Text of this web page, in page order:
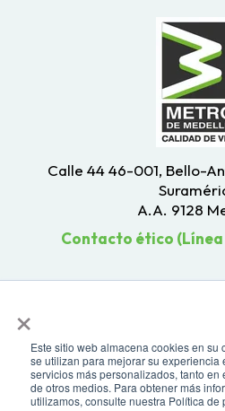
×
Este sitio web almacena cookies en su
se utilizan para mejorar su experiencia
servicios más personalizados, tanto en
de otros medios. Para obtener más
utilizamos, consulte nuestra Política de
Calle 44 46-001, Bello-
A.A. 9128
Contacto ético